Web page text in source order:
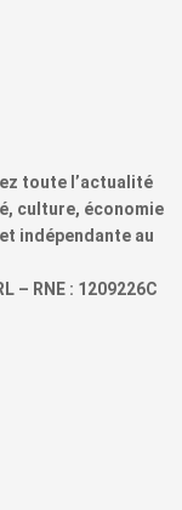
toute l’actualité
culture, économie
indépendante au
– RNE : 1209226C